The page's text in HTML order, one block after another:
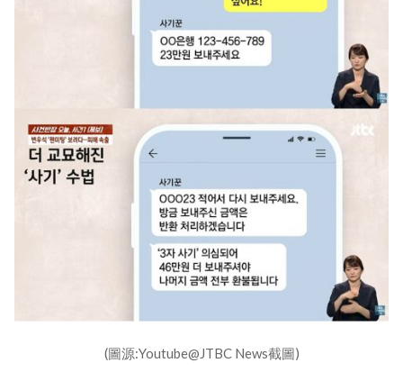
(圖源:Youtube@JTBC News截圖)